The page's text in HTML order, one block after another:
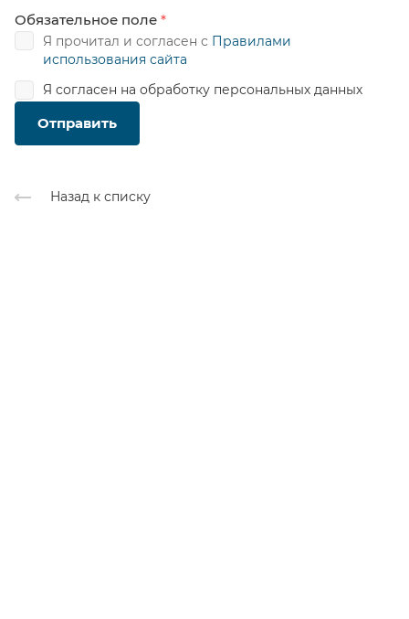
Обязательное поле *
Я прочитал и согласен с Правилами
использования сайта
Я согласен на обработку персональных данных
Отправить
Назад к списку